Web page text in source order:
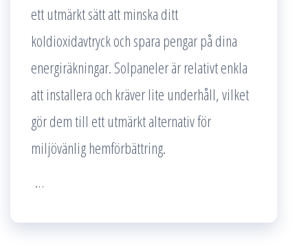
ett utmärkt sätt att minska ditt
koldioxidavtryck och spara pengar på dina
energiräkningar. Solpaneler är relativt enkla
att installera och kräver lite underhåll, vilket
gör dem till ett utmärkt alternativ för
miljövänlig hemförbättring.
…